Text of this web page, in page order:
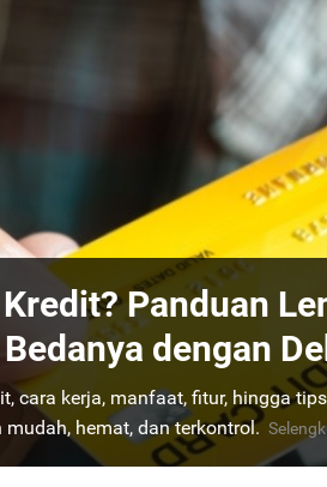
10 Manfaat
Cerdas
kartu kredit ketika kamu
memiliki kartu kredit berikut ini.